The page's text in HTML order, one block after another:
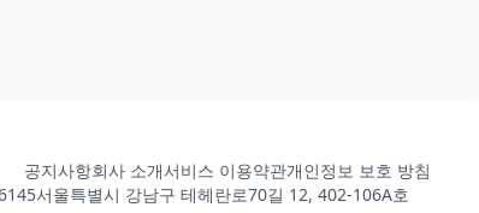
공지사항회사 소개서비스 이용약관개인정보 보호 방침
서울특별시 강남구 테헤란로70길 12, 402-106A호